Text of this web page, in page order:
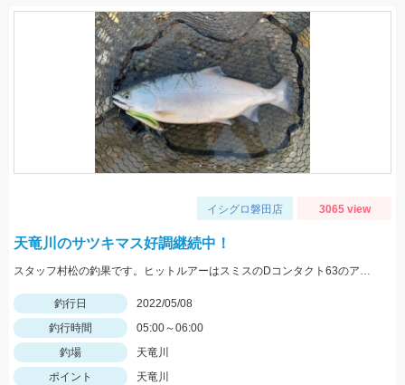
イシグロ磐田店 3065 view
天竜川のサツキマス好調継続中！
スタッフ村松の釣果です。ヒットルアーはスミスのDコンタクト63のアユカラー！
釣行日
2022/05/08
釣行時間
05:00～06:00
釣場
天竜川
ポイント
天竜川